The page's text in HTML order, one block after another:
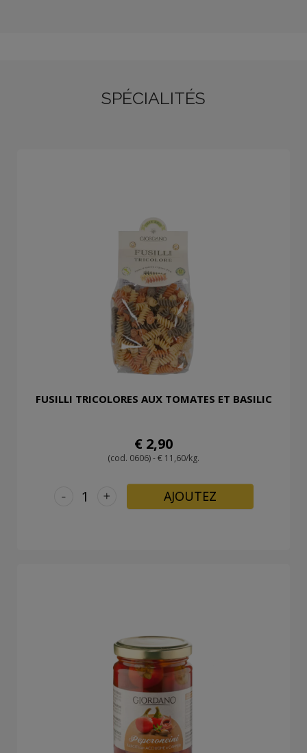
SPÉCIALITÉS
FUSILLI TRICOLORES AUX TOMATES ET BASILIC
€ 2,90
(cod. 0606) - € 11,60/kg.
+
- AJOUTEZ